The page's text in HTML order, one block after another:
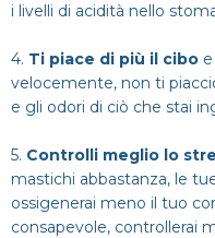
i livelli di acidità nello
4. Ti piace di più il cibo
velocemente, non ti
e gli odori di ciò che stai
5. Controlli meglio lo
mastichi abbastanza, le
ossigenerai meno il tuo
consapevole, controllerai